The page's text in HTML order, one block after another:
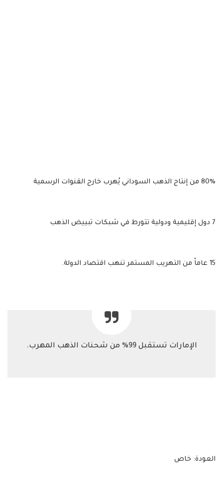
​80% من إنتاج الذهب السوداني يُهرب خارج القنوات الرسمية
​7 دول إقليمية ودولية تتورط في شبكات تبييض الذهب
​15 عاماً من التهريب المستمر تنهب اقتصاد الدولة.
​الإمارات تستقبل 99% من شحنات الذهب المهرب.
​العودة: خاص